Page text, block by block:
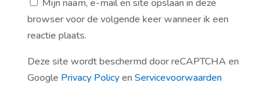
Mijn naam, e-mail en site opslaan in deze
browser voor de volgende keer wanneer ik een
reactie plaats.
Deze site wordt beschermd door reCAPTCHA en
Google Privacy Policyen Servicevoorwaarden